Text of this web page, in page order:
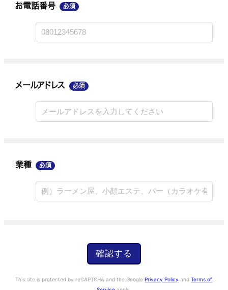
お電話番号 必須
メールアドレス 必須
業種 必須
確認する
This site is protected by reCAPTCHA and the GooglePrivacy Policy andTerms of